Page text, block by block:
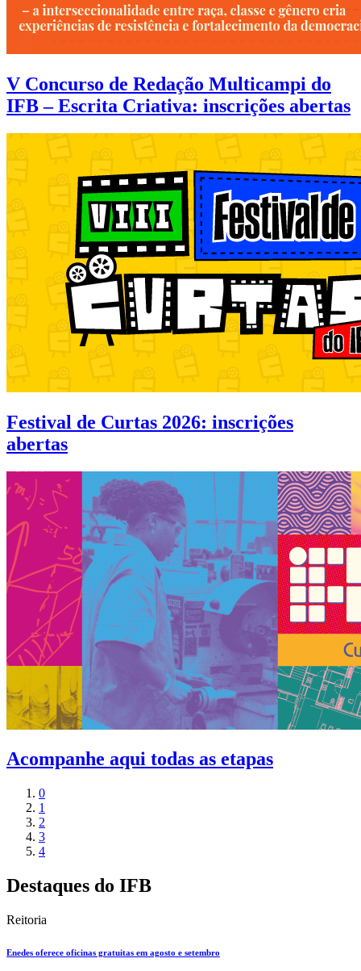
V Concurso de Redação Multicampi do
IFB – Escrita Criativa: inscrições abertas
Festival de Curtas 2026: inscrições
abertas
Acompanhe aqui todas as etapas
0
1
2
3
4
Destaques do IFB
Reitoria
Enedes oferece oficinas gratuitas em agosto e setembro